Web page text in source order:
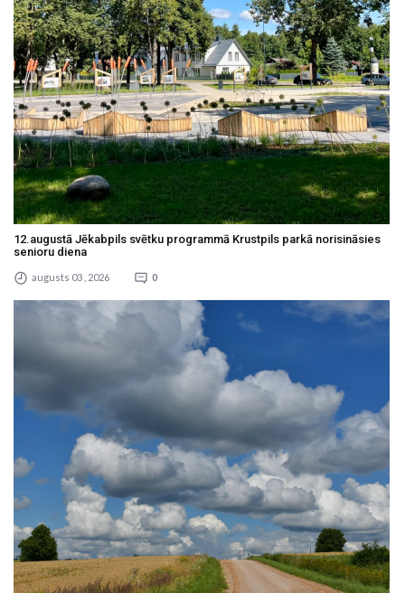
12.augustā Jēkabpils svētku programmā Krustpils parkā norisināsies
senioru diena
augusts 03 , 2026 0